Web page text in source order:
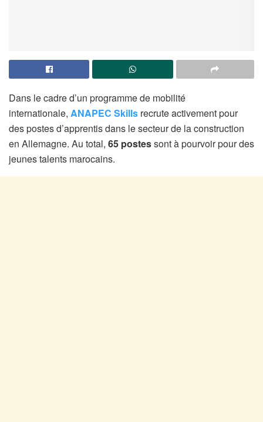
Dans le cadre d’un programme de mobilité
internationale, ANAPEC Skills recrute activement pour
des postes d’apprentis dans le secteur de la construction
en Allemagne. Au total, 65 postessont à pourvoir pour des
jeunes talents marocains.